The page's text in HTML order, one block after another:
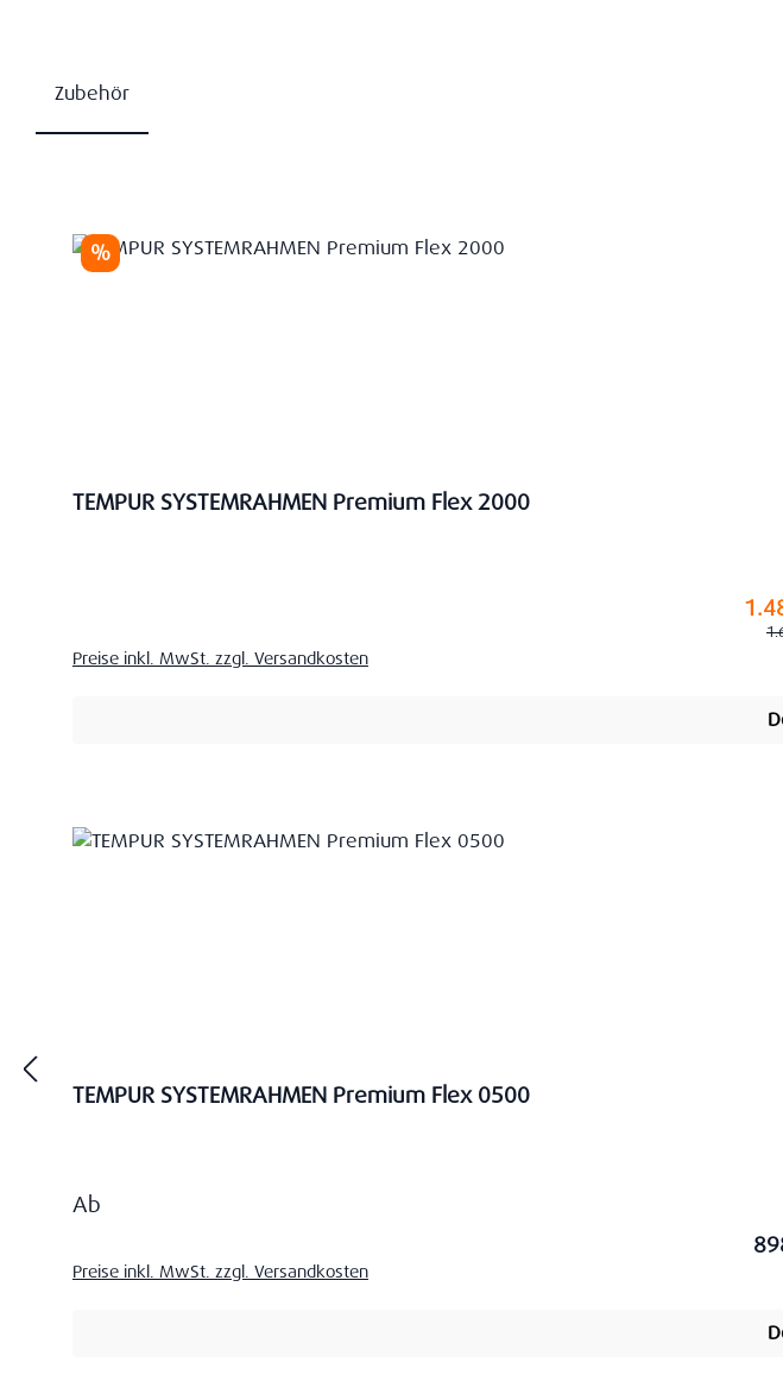
Zubehör
Rabatt
%
TEMPUR SYSTEMRAHMEN Premium Flex 2000
Preise inkl. MwSt. zzgl. Versandkosten
TEMPUR SYSTEMRAHMEN Premium Flex 0500
Regulärer Preis:
Ab
Preise inkl. MwSt. zzgl. Versandkosten